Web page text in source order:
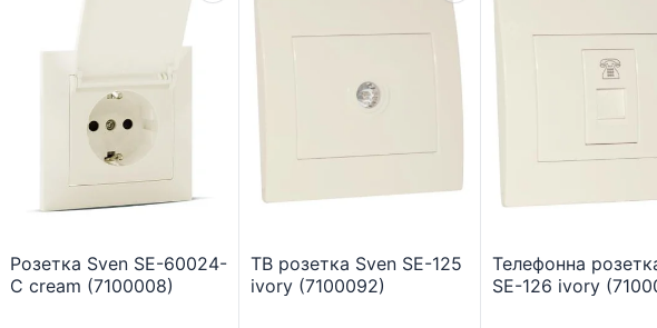
Розетка Sven SE-60024-
C cream (7100008)
ТВ розетка Sven SE-125
ivory (7100092)
Телефонна
SE-126 ivory